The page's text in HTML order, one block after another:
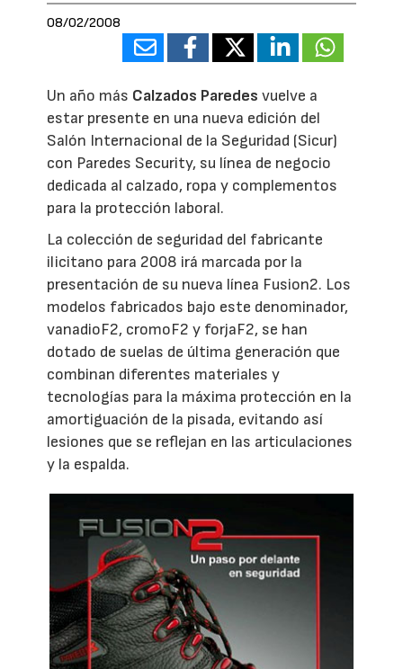
08/02/2008
Un año más Calzados Paredes vuelve a
estar presente en una nueva edición del
Salón Internacional de la Seguridad (Sicur)
con Paredes Security, su línea de negocio
dedicada al calzado, ropa y complementos
para la protección laboral.
La colección de seguridad del fabricante
ilicitano para 2008 irá marcada por la
presentación de su nueva línea Fusion2. Los
modelos fabricados bajo este denominador,
vanadioF2, cromoF2 y forjaF2, se han
dotado de suelas de última generación que
combinan diferentes materiales y
tecnologías para la máxima protección en la
amortiguación de la pisada, evitando así
lesiones que se reflejan en las articulaciones
y la espalda.